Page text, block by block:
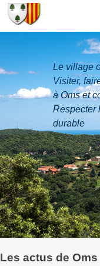
Le village
Visiter,
à Oms et
Respecter
durable
Les actus de Oms